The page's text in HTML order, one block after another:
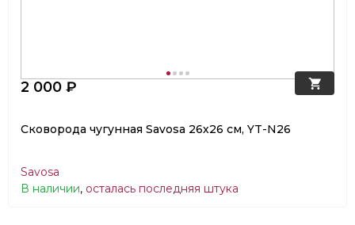
2 000 ₽
Сковорода чугунная Savosa 26х26 см, YT-N26
Savosa
В наличии, осталась последняя штука